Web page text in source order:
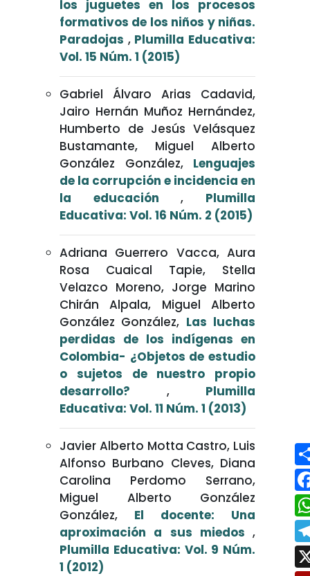
los juguetes en los procesos
formativos de los niños y niñas.
Paradojas , Plumilla Educativa:
Vol. 15 Núm. 1 (2015)
Gabriel Álvaro Arias Cadavid,
Jairo Hernán Muñoz Hernández,
Humberto de Jesús Velásquez
Bustamante, Miguel Alberto
González González, Lenguajes
de la corrupción e incidencia en
la educación, Plumilla
Educativa: Vol. 16 Núm. 2 (2015)
Adriana Guerrero Vacca, Aura
Rosa Cuaical Tapie, Stella
Velazco Moreno, Jorge Marino
Chirán Alpala, Miguel Alberto
González González, Las luchas
perdidas de los indígenas en
Colombia- ¿Objetos de estudio
o sujetos de nuestro propio
desarrollo? , Plumilla
Educativa: Vol. 11 Núm. 1 (2013)
Javier Alberto Motta Castro, Luis
Alfonso Burbano Cleves, Diana
Carolina Perdomo Serrano,
Miguel Alberto González
González, El docente: Una
aproximación a sus miedos ,
Plumilla Educativa: Vol. 9 Núm.
1 (2012)